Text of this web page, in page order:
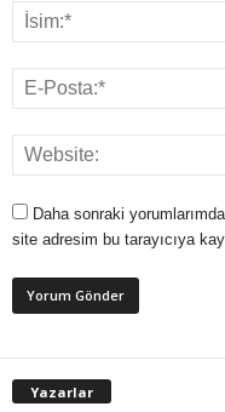
Daha sonraki
site adresim bu tarayıcıya
Yazarlar